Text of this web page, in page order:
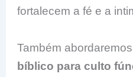
fortalecem a fé e a
Também
bíblico para culto